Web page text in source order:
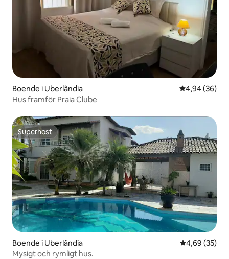
Boende i Uberlândia 4,94 av 5 i
4,94 (36)
Hus framför Praia Clube
Superhost
Superhost
Boende i Uberlândia 4,69 av 5 i
4,69 (35)
Mysigt och rymligt hus.